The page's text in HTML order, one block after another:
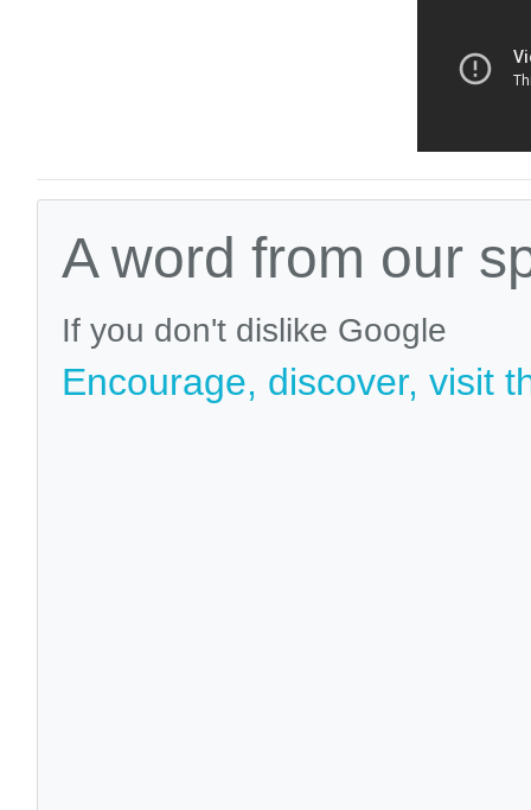
A word from our
If you don't dislike Google
Encourage, discover, visit